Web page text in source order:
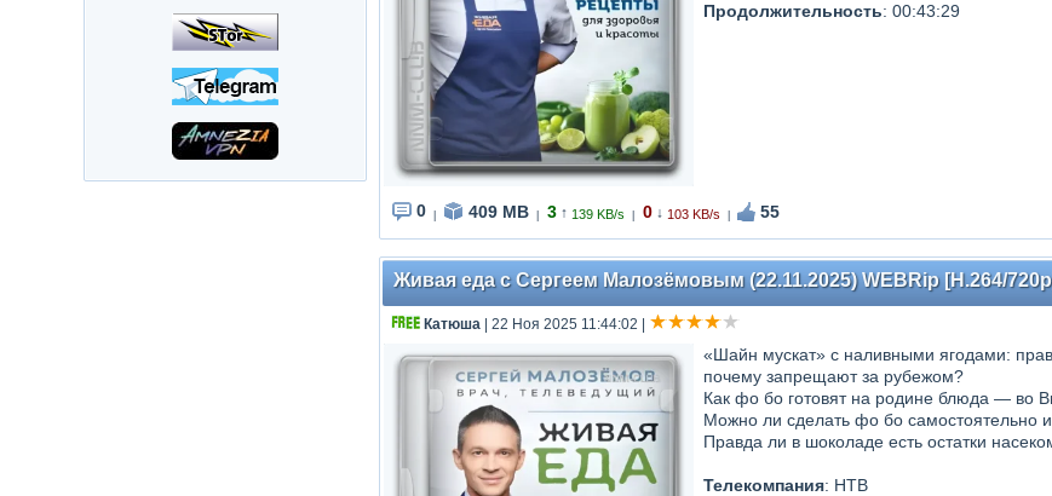
Продолжительность: 00:43:29
0 409 MB 3 ↑ 139 KB/s 0 ↓ 103 KB/s 55
Живая еда с Сергеем Малозёмовым (22.11.2025) WEBRip [H.264/
Катюша| 22 Ноя 2025 11:44:02
«Шайн мускат» с наливными ягодами:
почему запрещают за рубежом?
Как фо бо готовят на родине блюда — во
Можно ли сделать фо бо самостоятельно
Правда ли в шоколаде есть остатки
Телекомпания: НТВ